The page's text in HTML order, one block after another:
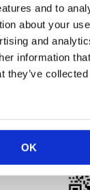
and to
about your
and
information
they’ve
OK